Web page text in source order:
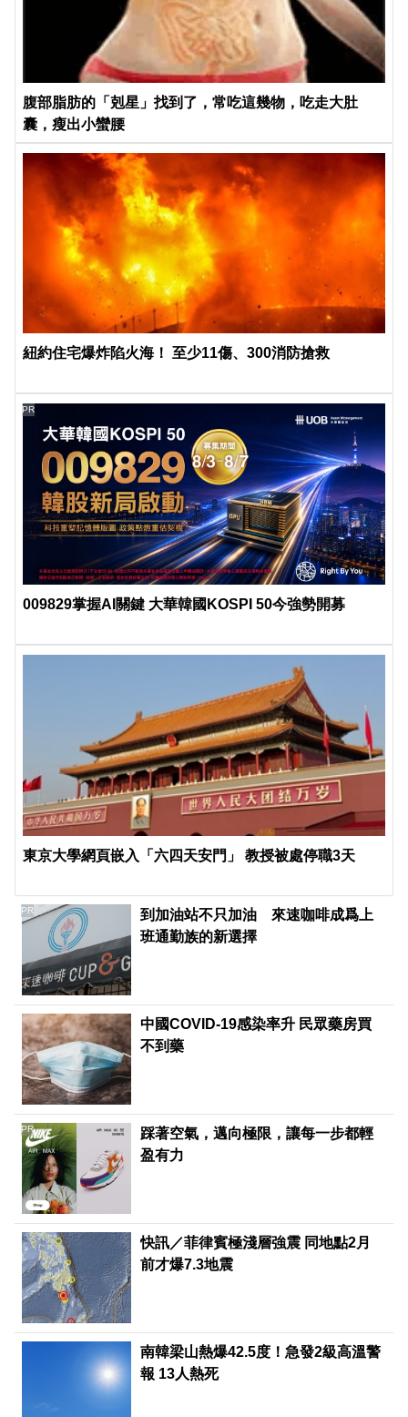
腹部脂肪的「剋星」找到了，常吃這幾物，吃走大肚
囊，瘦出小蠻腰
紐約住宅爆炸陷火海！ 至少11傷、300消防搶救
009829掌握AI關鍵 大華韓國KOSPI 50今強勢開募
PR
東京大學網頁嵌入「六四天安門」 教授被處停職3天
到加油站不只加油 來速咖啡成爲上
班通勤族的新選擇
PR
中國COVID-19感染率升 民眾藥房買
不到藥
踩著空氣，邁向極限，讓每一步都輕
盈有力
PR
快訊／菲律賓極淺層強震 同地點2月
前才爆7.3地震
南韓梁山熱爆42.5度！急發2級高溫警
報 13人熱死